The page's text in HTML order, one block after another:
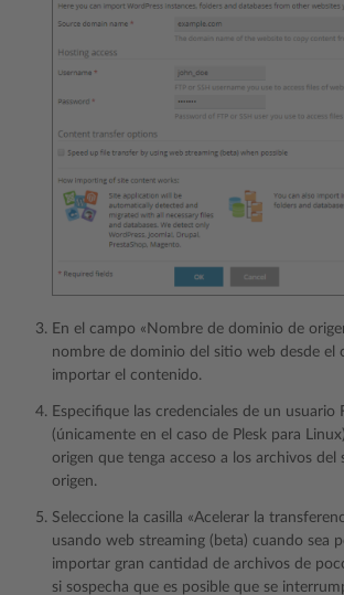
En el campo «Nombre de dominio de
nombre de dominio del sitio web desde el
importar el contenido.
Especifique las credenciales de un usuario
(únicamente en el caso de Plesk para
origen que tenga acceso a los archivos del
origen.
Seleccione la casilla «Acelerar la
usando web streaming (beta) cuando sea
importar gran cantidad de archivos de
si sospecha que es posible que se